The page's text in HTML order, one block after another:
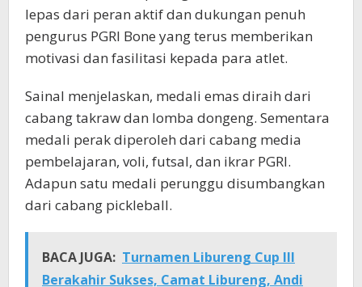
lepas dari peran aktif dan dukungan penuh
pengurus PGRI Bone yang terus memberikan
motivasi dan fasilitasi kepada para atlet.
Sainal menjelaskan, medali emas diraih dari
cabang takraw dan lomba dongeng. Sementara
medali perak diperoleh dari cabang media
pembelajaran, voli, futsal, dan ikrar PGRI.
Adapun satu medali perunggu disumbangkan
dari cabang pickleball.
BACA JUGA: Turnamen Libureng Cup III
Berakahir Sukses, Camat Libureng, Andi